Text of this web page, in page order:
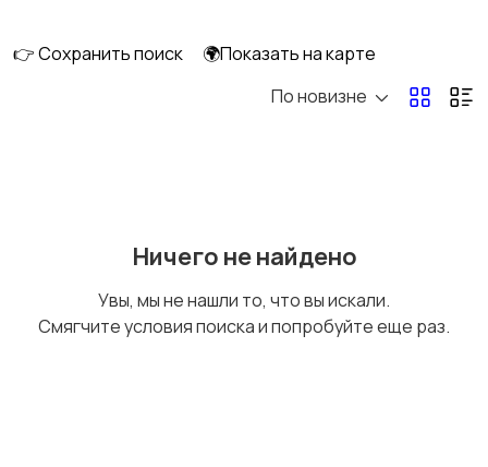
природе
👉 Сохранить поиск
🌍Показать на карте
По новизне
Ничего не найдено
Увы, мы не нашли то, что вы искали.
Смягчите условия поиска и попробуйте еще раз.